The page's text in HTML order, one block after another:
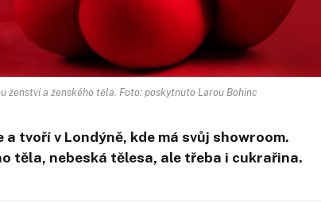
ženství a ženského těla. Foto: poskytnuto Larou Bohinc
tvoří v Londýně, kde má svůj showroom.
těla, nebeská tělesa, ale třeba i cukrařina.